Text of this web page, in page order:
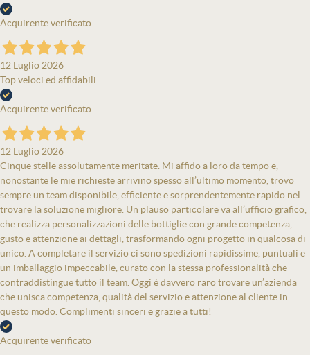
Acquirente verificato
12 Luglio 2026
Top veloci ed affidabili
Acquirente verificato
12 Luglio 2026
Cinque stelle assolutamente meritate. Mi affido a loro da tempo e,
nonostante le mie richieste arrivino spesso all’ultimo momento, trovo
sempre un team disponibile, efficiente e sorprendentemente rapido nel
trovare la soluzione migliore. Un plauso particolare va all’ufficio grafico,
che realizza personalizzazioni delle bottiglie con grande competenza,
gusto e attenzione ai dettagli, trasformando ogni progetto in qualcosa di
unico. A completare il servizio ci sono spedizioni rapidissime, puntuali e
un imballaggio impeccabile, curato con la stessa professionalità che
contraddistingue tutto il team. Oggi è davvero raro trovare un’azienda
che unisca competenza, qualità del servizio e attenzione al cliente in
questo modo. Complimenti sinceri e grazie a tutti!
Acquirente verificato